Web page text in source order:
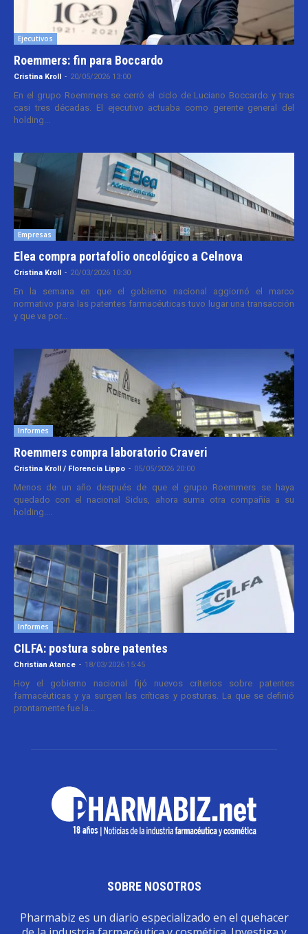
Ejecutivos
Roemmers: fin para Boccardo
Cristina Kroll - 20/05/2026 13:00
En el grupo Roemmers se cerró el ciclo de Luciano Boccardo y tras
casi tres décadas. El ejecutivo actuaba como gerente general del
holding...
Empresas
Elea compra portafolio oncológico a Celnova
Cristina Kroll - 20/03/2026 10:30
En la semana en que el gobierno nacional aggiornó el marco
normativo para las patentes farmacéuticas tuvo lugar una transacción
y que va por...
Informes
Roemmers compra laboratorio Craveri
Cristina Kroll / Florencia Lippo - 05/05/2026 20:00
Menos de un año después de que el grupo Roemmers se haya
quedado con el nacional Sidus, ahora suma otra compañía a su
holding....
Informes
CILFA: postura sobre patentes
Christian Atance - 18/03/2026 15:45
Hoy el gobierno nacional fijó nuevos criterios sobre patentes
farmacéuticas y ya surgen las críticas y posturas. La que se definió
prontamente fue la...
SOBRE NOSOTROS
Pharmabiz es un diario especializado en el quehacer